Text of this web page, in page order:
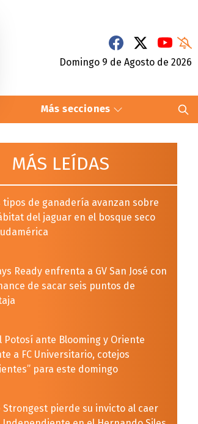
Domingo 9 de Agosto de 2026
Más secciones
MÁS LEÍDAS
tipos de ganadería avanzan sobre
del jaguar en el bosque seco
Ready enfrenta a GV San José con
de sacar seis puntos de
Potosí ante Blooming y Oriente
a FC Universitario, cotejos
para este domingo
Strongest pierde su invicto al caer